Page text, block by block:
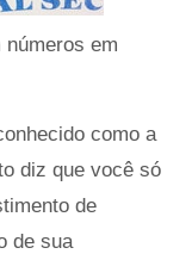
em
como a
diz que você só
de
de sua